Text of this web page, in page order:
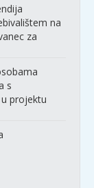
na
za
s
projektu